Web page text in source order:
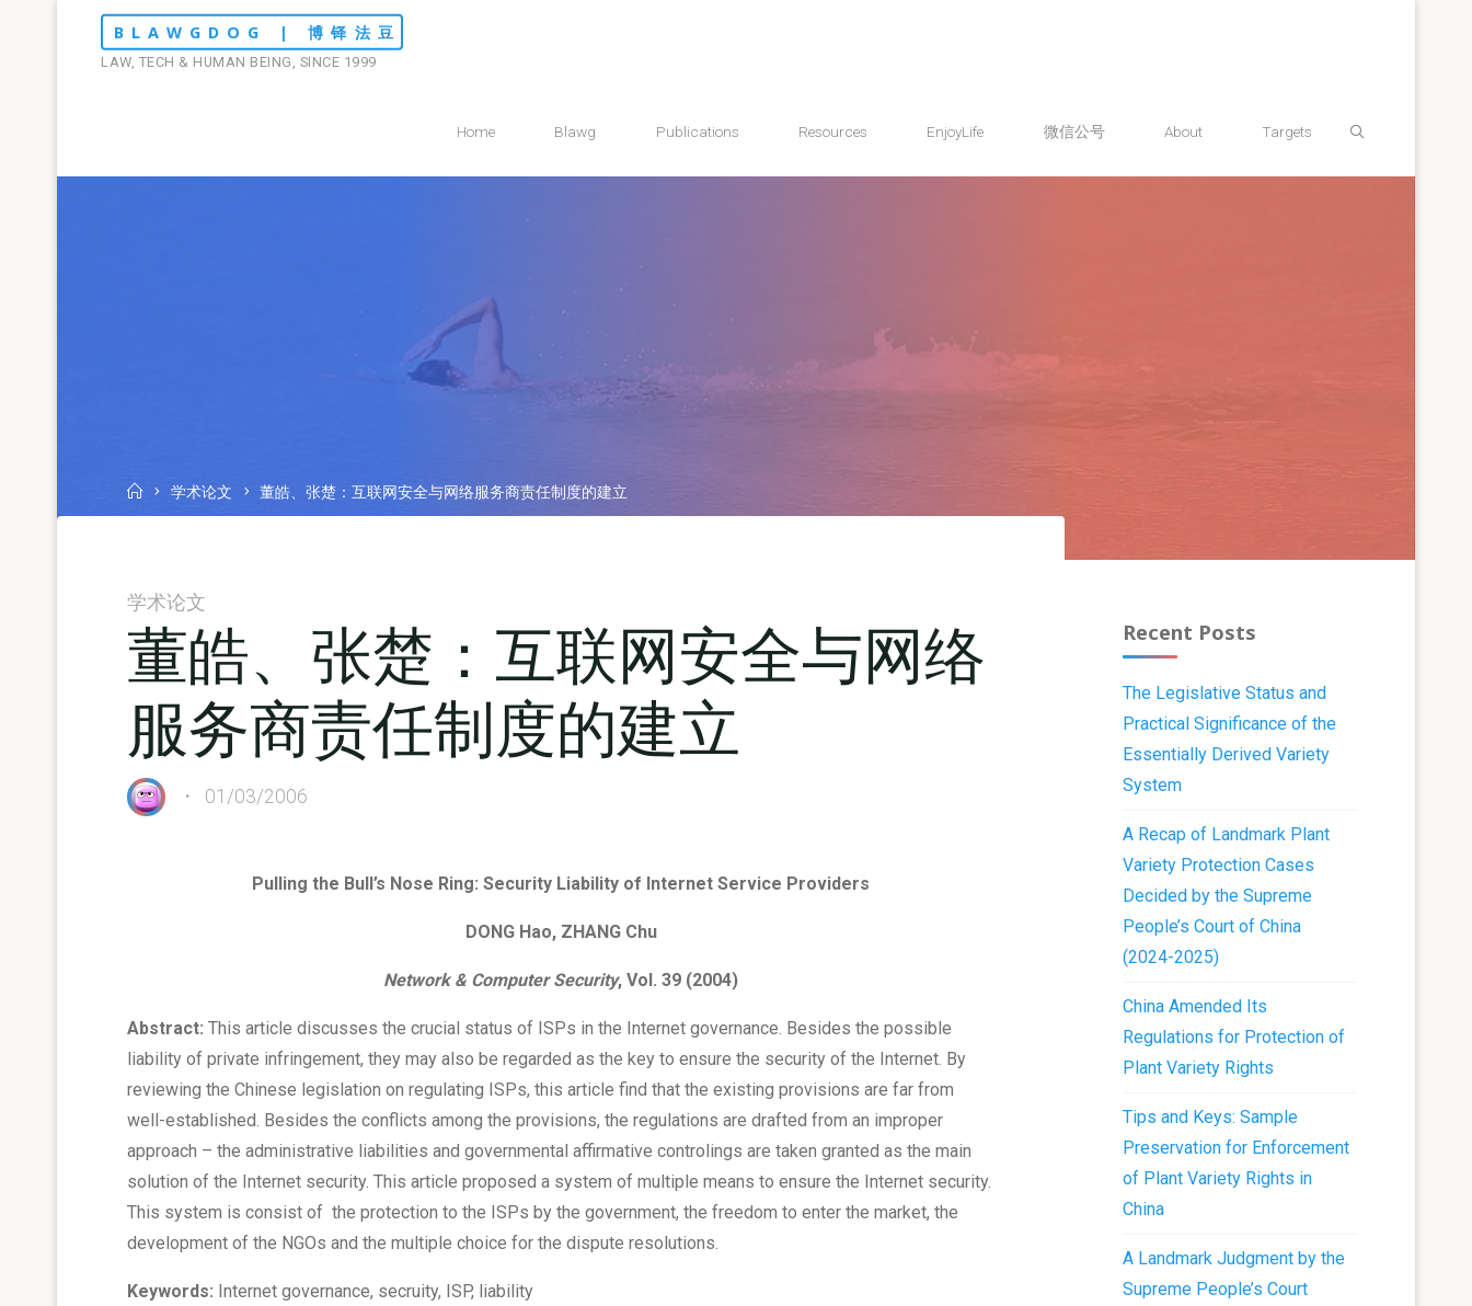
BLAWGDOG | 博铎法豆
LAW, TECH & HUMAN BEING, SINCE 1999
Home Blawg Publications Resources EnjoyLife 微信公号 About Targets
Home学术论文 董皓、张楚：互联网安全与网络服务商责任制度的建立
学术论文
董皓、张楚：互联网安全与网络
服务商责任制度的建立
01/03/2006
Pulling the Bull’s Nose Ring: Security Liability of Internet Service Providers
DONG Hao, ZHANG Chu
Network & Computer Security, Vol. 39 (2004)
Abstract: This article discusses the crucial status of ISPs in the Internet governance. Besides the possible
liability of private infringement, they may also be regarded as the key to ensure the security of the Internet. By
reviewing the Chinese legislation on regulating ISPs, this article find that the existing provisions are far from
well-established. Besides the conflicts among the provisions, the regulations are drafted from an improper
approach – the administrative liabilities and governmental affirmative controlings are taken granted as the main
solution of the Internet security. This article proposed a system of multiple means to ensure the Internet security.
This system is consist of the protection to the ISPs by the government, the freedom to enter the market, the
development of the NGOs and the multiple choice for the dispute resolutions.
Keywords: Internet governance, secruity, ISP, liability
Recent Posts
The Legislative Status and
Practical Significance of the
Essentially Derived Variety
System
A Recap of Landmark Plant
Variety Protection Cases
Decided by the Supreme
People’s Court of China
(2024-2025)
China Amended Its
Regulations for Protection of
Plant Variety Rights
Tips and Keys: Sample
Preservation for Enforcement
of Plant Variety Rights in
China
A Landmark Judgment by the
Supreme People’s Court